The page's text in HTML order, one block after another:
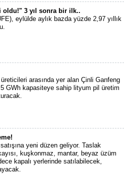
oldu!" 3 yıl sonra bir ilk..
eylülde aylık bazda yüzde 2,97 yıllık
arasında yer alan Çinli Ganfeng
GWh kapasiteye sahip lityum pil üretim
yeni düzen geliyor. Taslak
kuşkonmaz, mantar, beyaz üzüm
kapalı yerlerinde satılabilecek,